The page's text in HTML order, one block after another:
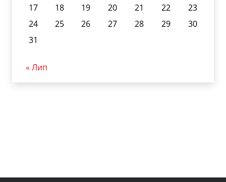
17
18 19 20 21 22
23
24
25 26 27 28 29
30
31
« Лип